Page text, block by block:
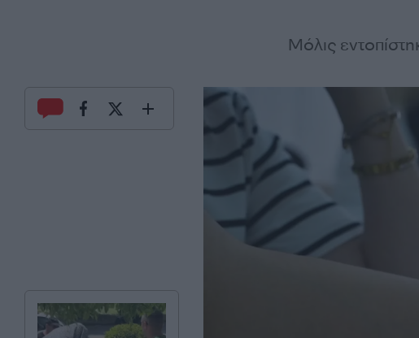
Μόλις